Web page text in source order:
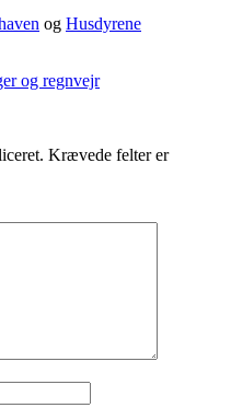
og Husdyrene
og regnvejr
Krævede felter er